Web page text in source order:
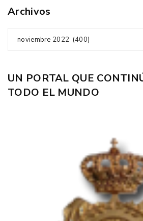
Archivos
noviembre 2022 (400)
UN PORTAL QUE
TODO EL MUNDO